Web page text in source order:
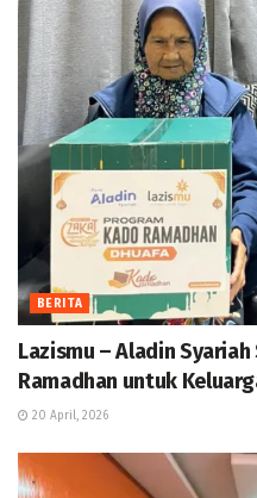
BERITA
Lazismu – Aladin
Ramadhan untuk
20 April, 2026